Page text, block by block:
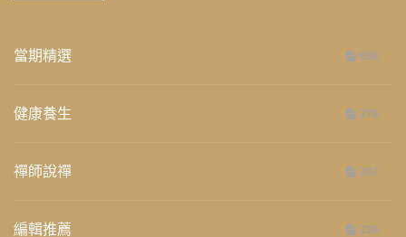
當期精選 658
健康養生 276
禪師說禪 267
編輯推薦 236